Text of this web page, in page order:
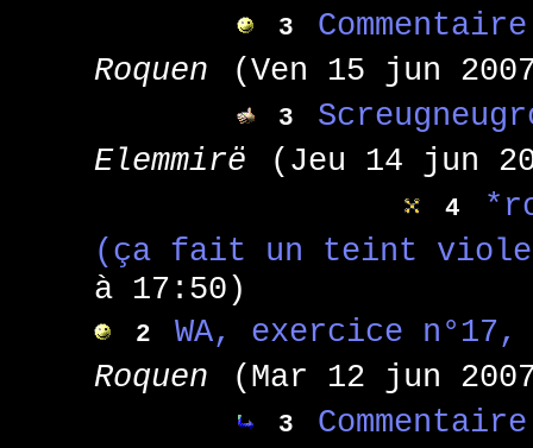
3
Roquen
(Ven 15 jun
3
Elemmirë
(Jeu 14 jun
4
(ça fait un teint
à 17:50)
2
WA, exercice
Roquen
(Mar 12 jun
3